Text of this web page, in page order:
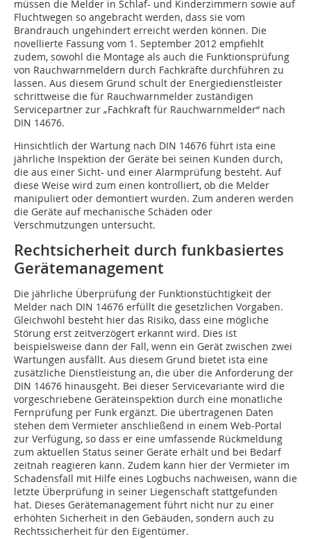
müssen die Melder in Schlaf- und Kinderzimmern sowie auf
Fluchtwegen so angebracht werden, dass sie vom
Brandrauch ungehindert erreicht werden können. Die
novellierte Fassung vom 1. September 2012 empfiehlt
zudem, sowohl die Montage als auch die Funktionsprüfung
von Rauchwarnmeldern durch Fachkräfte durchführen zu
lassen. Aus diesem Grund schult der Energiedienstleister
schrittweise die für Rauchwarnmelder zuständigen
Servicepartner zur „Fachkraft für Rauchwarnmelder“ nach
DIN 14676.
Hinsichtlich der Wartung nach DIN 14676 führt ista eine
jährliche Inspektion der Geräte bei seinen Kunden durch,
die aus einer Sicht- und einer Alarmprüfung besteht. Auf
diese Weise wird zum einen kontrolliert, ob die Melder
manipuliert oder demontiert wurden. Zum anderen werden
die Geräte auf mechanische Schäden oder
Verschmutzungen untersucht.
Rechtsicherheit durch funkbasiertes
Gerätemanagement
Die jährliche Überprüfung der Funktionstüchtigkeit der
Melder nach DIN 14676 erfüllt die gesetzlichen Vorgaben.
Gleichwohl besteht hier das Risiko, dass eine mögliche
Störung erst zeitverzögert erkannt wird. Dies ist
beispielsweise dann der Fall, wenn ein Gerät zwischen zwei
Wartungen ausfällt. Aus diesem Grund bietet ista eine
zusätzliche Dienstleistung an, die über die Anforderung der
DIN 14676 hinausgeht. Bei dieser Servicevariante wird die
vorgeschriebene Geräteinspektion durch eine monatliche
Fernprüfung per Funk ergänzt. Die übertragenen Daten
stehen dem Vermieter anschließend in einem Web-Portal
zur Verfügung, so dass er eine umfassende Rückmeldung
zum aktuellen Status seiner Geräte erhält und bei Bedarf
zeitnah reagieren kann. Zudem kann hier der Vermieter im
Schadensfall mit Hilfe eines Logbuchs nachweisen, wann die
letzte Überprüfung in seiner Liegenschaft stattgefunden
hat. Dieses Gerätemanagement führt nicht nur zu einer
erhöhten Sicherheit in den Gebäuden, sondern auch zu
Rechtssicherheit für den Eigentümer.